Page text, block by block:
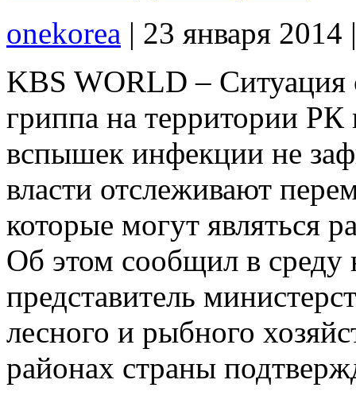
onekorea | 23 января 2014
KBS WORLD – Ситуация
гриппа на территории РК
вспышек инфекции не
власти отслеживают
которые могут являться
Об этом сообщил в среду
представитель
лесного и рыбного
районах страны